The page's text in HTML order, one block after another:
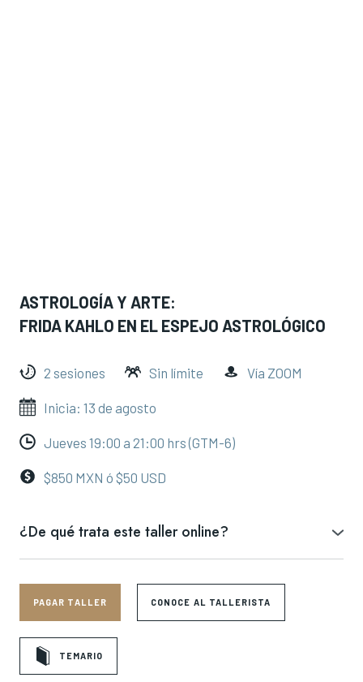
ASTROLOGÍA Y ARTE:
FRIDA KAHLO EN EL ESPEJO ASTROLÓGICO
2 sesiones Sin límite Vía ZOOM
Inicia: 13 de agosto
Jueves 19:00 a 21:00 hrs (GTM-6)
$850 MXN ó $50 USD
¿De qué trata este taller online?
Abordaremos la biografía de Frida como un relato que descifra los
🌿Identificaremos cómo ciertas configuraciones planetarias pueden
PAGAR TALLER CONOCE AL TALLERISTA
TEMARIO